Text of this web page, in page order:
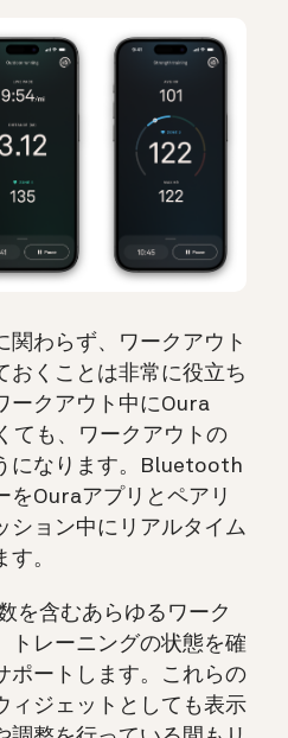
関わらず、ワークアウト
おくことは非常に役立ち
ークアウト中にOura
ても、ワークアウトの
になります。Bluetooth
をOuraアプリとペアリ
ション中にリアルタイム
す。
を含むあらゆるワーク
トレーニングの状態を確
ポートします。これらの
ィジェットとしても表示